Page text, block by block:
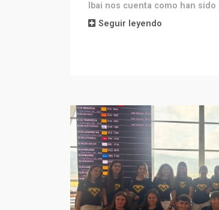
Ibai nos cuenta como han
Seguir leyendo